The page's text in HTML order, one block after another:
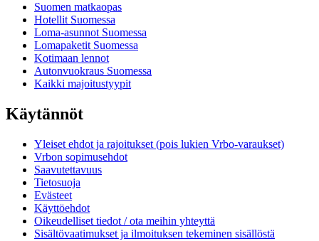
Suomen matkaopas
Hotellit Suomessa
Loma-asunnot Suomessa
Lomapaketit Suomessa
Kotimaan lennot
Autonvuokraus Suomessa
Kaikki majoitustyypit
Käytännöt
Yleiset ehdot ja rajoitukset (pois lukien Vrbo-varaukset)
Vrbon sopimusehdot
Saavutettavuus
Tietosuoja
Evästeet
Käyttöehdot
Oikeudelliset tiedot / ota meihin yhteyttä
Sisältövaatimukset ja ilmoituksen tekeminen sisällöstä